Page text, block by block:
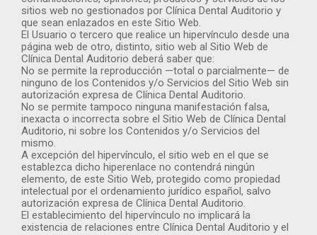
sitios web no gestionados por Clínica Dental Auditorio y
que sean enlazados en este Sitio Web.
El Usuario o tercero que realice un hipervínculo desde una
página web de otro, distinto, sitio web al Sitio Web de
Clínica Dental Auditorio deberá saber que:
No se permite la reproducción —total o parcialmente— de
ninguno de los Contenidos y/o Servicios del Sitio Web sin
autorización expresa de Clínica Dental Auditorio.
No se permite tampoco ninguna manifestación falsa,
inexacta o incorrecta sobre el Sitio Web de Clínica Dental
Auditorio, ni sobre los Contenidos y/o Servicios del
mismo.
A excepción del hipervínculo, el sitio web en el que se
establezca dicho hiperenlace no contendrá ningún
elemento, de este Sitio Web, protegido como propiedad
intelectual por el ordenamiento jurídico español, salvo
autorización expresa de Clínica Dental Auditorio.
El establecimiento del hipervínculo no implicará la
existencia de relaciones entre Clínica Dental Auditorio y el